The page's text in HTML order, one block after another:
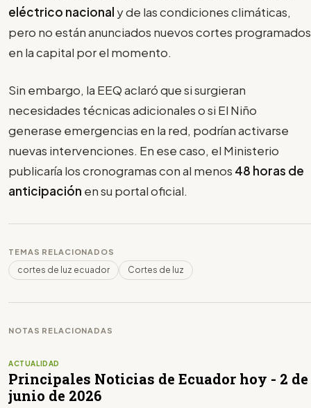
eléctrico nacional y de las condiciones climáticas,
pero no están anunciados nuevos cortes programados
en la capital por el momento.
Sin embargo, la EEQ aclaró que si surgieran
necesidades técnicas adicionales o si El Niño
generase emergencias en la red, podrían activarse
nuevas intervenciones. En ese caso, el Ministerio
publicaría los cronogramas con al menos 48 horas de
anticipación en su portal oficial.
TEMAS RELACIONADOS
cortes de luz ecuador Cortes de luz
NOTAS RELACIONADAS
ACTUALIDAD
Principales Noticias de Ecuador hoy - 2 de
junio de 2026